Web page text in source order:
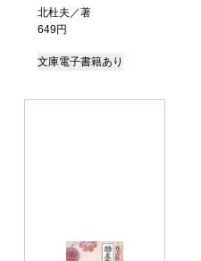
北杜夫／著
649円
文庫電子書籍あり